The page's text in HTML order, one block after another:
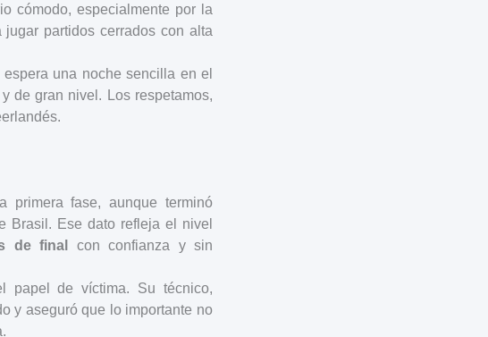
cómodo, especialmente por la
partidos cerrados con alta
una noche sencilla en el
de gran nivel. Los respetamos,
primera fase, aunque terminó
Brasil. Ese dato refleja el nivel
de final
con confianza y sin
papel de víctima. Su técnico,
y aseguró que lo importante no